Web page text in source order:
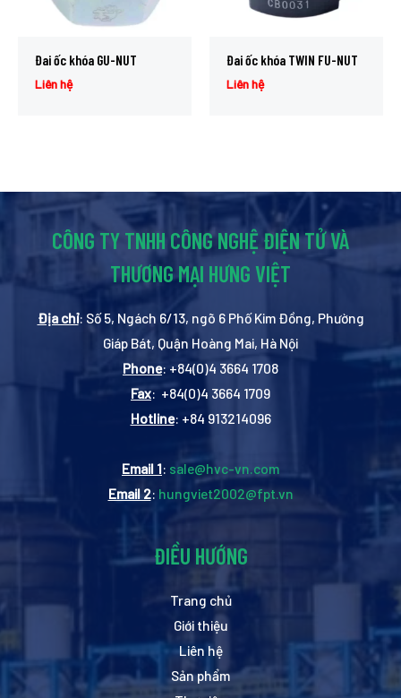
Đai ốc khóa GU-NUT
Liên hệ
Đai ốc khóa TWIN FU-NUT
Liên hệ
CÔNG TY TNHH CÔNG NGHỆ ĐIỆN TỬ VÀ
THƯƠNG MẠI HƯNG VIỆT
Địa chỉ: Số 5, Ngách 6/13, ngõ 6 Phố Kim Đồng, Phường
Giáp Bát, Quận Hoàng Mai, Hà Nội
Phone: +84(0)4 3664 1708
Fax: +84(0)4 3664 1709
Hotline: +84 913214096
Email 1: sale@hvc-vn.com
Email 2: hungviet2002@fpt.vn
ĐIỀU HƯỚNG
Trang chủ
Giới thiệu
Liên hệ
Sản phẩm